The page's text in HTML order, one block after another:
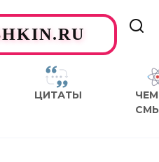
ЦИТАТЫ
ЧЕМ